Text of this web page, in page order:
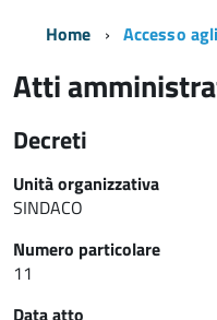
Home Accesso
Atti
Decreti
Unità organizzativa
SINDACO
Numero particolare
11
Data atto